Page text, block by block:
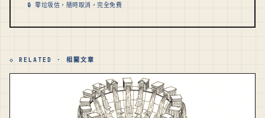
🔒 零垃圾信，隨時取消，完全免費
◇ RELATED · 相關文章